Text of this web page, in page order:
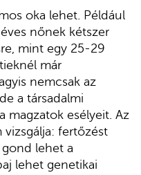
oka lehet. Például
nőnek kétszer
mint egy 25-29
már
nemcsak az
a társadalmi
magzatok esélyeit. Az
fertőzést
gond lehet a
lehet genetikai